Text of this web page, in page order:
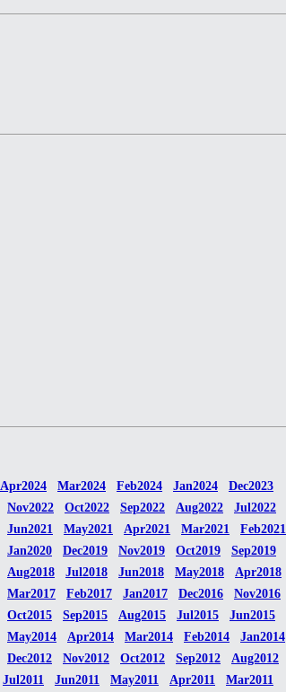
Apr2024 Mar2024 Feb2024 Jan2024
Dec2023
Nov2022 Oct2022 Sep2022 Aug2022
Jul2022
Jun2021 May2021 Apr2021 Mar2021
Feb2021
Jan2020 Dec2019 Nov2019 Oct2019
Sep2019
Aug2018 Jul2018 Jun2018 May2018
Apr2018
Mar2017 Feb2017 Jan2017 Dec2016
Nov2016
Oct2015 Sep2015 Aug2015 Jul2015
Jun2015
May2014 Apr2014 Mar2014 Feb2014
Jan2014
Dec2012 Nov2012 Oct2012 Sep2012
Aug2012
Jul2011 Jun2011 May2011 Apr2011 Mar2011